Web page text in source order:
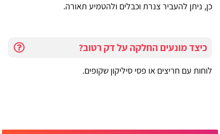
כן, ניתן להעביר צנרת וכבלים ולהטמיע תאורה.
כיצד מונעים החלקה על דק רטוב?
לוחות עם חריצים או פסי סיליקון שקופים.